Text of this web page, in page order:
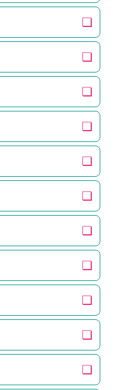
❏
❏
❏
❏
❏
❏
❏
❏
❏
❏
❏